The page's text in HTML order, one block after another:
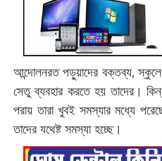
আন্দোলনরত পড়ুয়াদের বক্তব্য,
সেতু ব্যবহার করতে হয় তাদের।
পরায় তারা খুবই সমস্যার মধ্যে
তাদের যথেষ্ট সমস্যা হচ্ছে।